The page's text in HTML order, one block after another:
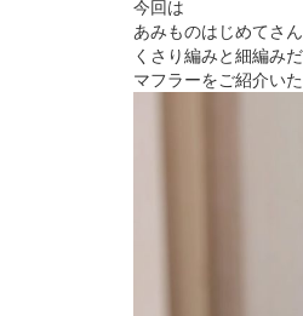
今回は
あみものはじめてさ
くさり編みと細編み
マフラーをご紹介いた